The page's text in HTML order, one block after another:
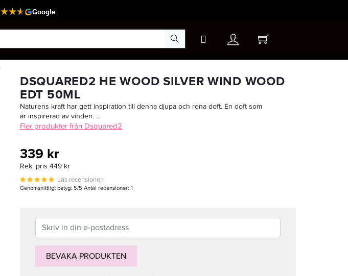
varukorg
DSQUARED2 HE WOOD SILVER WIND WOOD
EDT 50ML
Naturens kraft har gett inspiration till denna djupa och rena doft. En doft som
är inspirerad av vinden. ...
Fler produkter från Dsquared2
339 kr
Rek. pris 449 kr
Läs recensionen
Genomsnittligt betyg: 5/5 Antal recensioner: 1
BEVAKA PRODUKTEN